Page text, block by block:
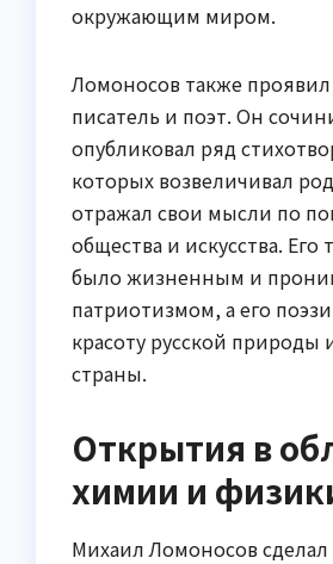
окружающим миром.
Ломоносов также проявил
писатель и поэт. Он
опубликовал ряд
которых возвеличивал
отражал свои мысли по
общества и искусства. Его
было жизненным и
патриотизмом, а его
красоту русской природы
страны.
Открытия в
химии и
Михаил Ломоносов сделал